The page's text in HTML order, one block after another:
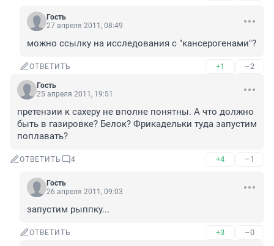
Гость
27 апреля 2011, 08:49
можно ссылку на исследования с "кансерогенами"?
ОТВЕТИТЬ +1 –2
Гость
25 апреля 2011, 19:51
претензии к сахеру не вполне понятны. А что должно
быть в газировке? Белок? Фрикадельки туда запустим
поплавать?
ОТВЕТИТЬ 4 +4 –1
Гость
26 апреля 2011, 09:03
запустим рыппку...
ОТВЕТИТЬ +3 –0